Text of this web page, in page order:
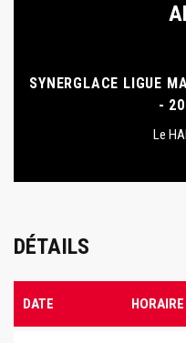
SYNERGLACE LIGUE
-
Le
DÉTAILS
DATE HORAIRE